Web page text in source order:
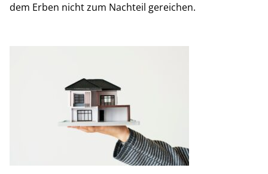
dem Erben nicht zum Nachteil gereichen.